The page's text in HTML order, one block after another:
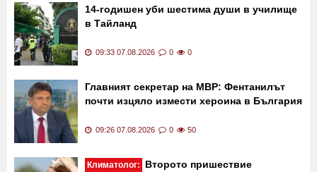
14-годишен уби шестима души в училище
в Тайланд
09:33 07.08.2026 0 0
Главният секретар на МВР: Фентанилът
почти изцяло измести хероина в България
09:26 07.08.2026 0 50
Климатолог:
Второто пришествие